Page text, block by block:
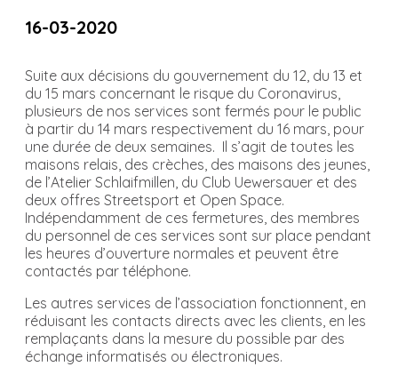
16-03-2020
Suite aux décisions du gouvernement du 12, du 13 et
du 15 mars concernant le risque du Coronavirus,
plusieurs de nos services sont fermés pour le public
à partir du 14 mars respectivement du 16 mars, pour
une durée de deux semaines. Il s’agit de toutes les
maisons relais, des crèches, des maisons des jeunes,
de l’Atelier Schlaifmillen, du Club Uewersauer et des
deux offres Streetsport et Open Space.
Indépendamment de ces fermetures, des membres
du personnel de ces services sont sur place pendant
les heures d’ouverture normales et peuvent être
contactés par téléphone.
Les autres services de l’association fonctionnent, en
réduisant les contacts directs avec les clients, en les
remplaçants dans la mesure du possible par des
échange informatisés ou électroniques.